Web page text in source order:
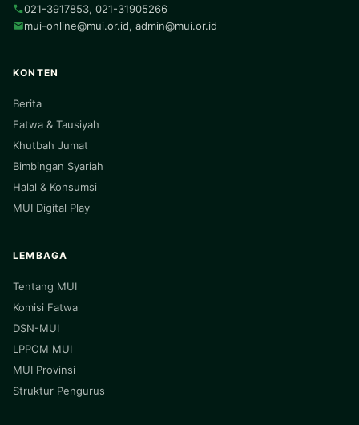
021-3917853, 021-31905266
mui-online@mui.or.id, admin@mui.or.id
KONTEN
Berita
Fatwa & Tausiyah
Khutbah Jumat
Bimbingan Syariah
Halal & Konsumsi
MUI Digital Play
LEMBAGA
Tentang MUI
Komisi Fatwa
DSN-MUI
LPPOM MUI
MUI Provinsi
Struktur Pengurus